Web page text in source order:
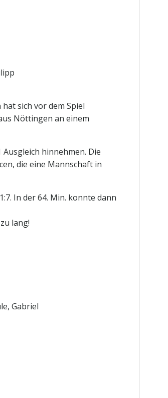
sich vor dem Spiel
Nöttingen an einem
hinnehmen. Die
die eine Mannschaft in
In der 64. Min. konnte dann
lang!
Gabriel